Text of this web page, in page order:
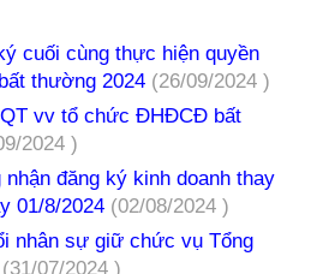
cuối cùng thực hiện quyền
thường 2024 (26/09/2024 )
vv tổ chức ĐHĐCĐ bất
2024 )
đăng ký kinh doanh thay
01/8/2024 (02/08/2024 )
nhân sự giữ chức vụ Tổng
(31/07/2024 )